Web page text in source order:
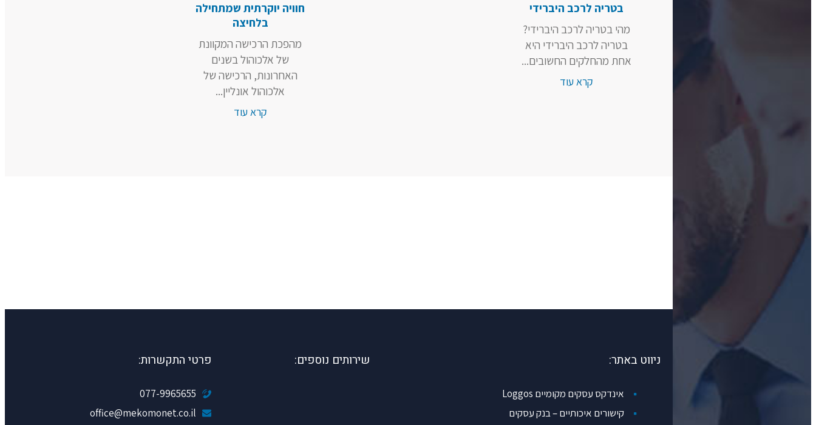
בטריה לרכב היברידי
מהי בטריה לרכב היברידי?
בטריה לרכב היברידי היא
אחת מהחלקים החשובים...
קרא עוד
חוויה יוקרתית שמתחילה
בלחיצה
מהפכת הרכישה המקוונת
של אלכוהול בשנים
האחרונות, הרכישה של
אלכוהול אונליין...
קרא עוד
ניווט באתר:
אינדקס עסקים מקומיים Loggos
קישורים איכותיים – בנק עסקים
שירותים נוספים: פרטי התקשרות:
077-9965655
office@mekomonet.co.il